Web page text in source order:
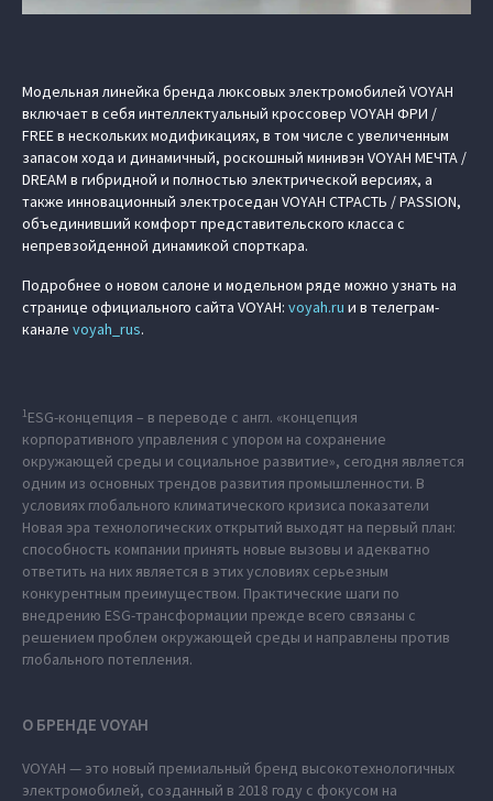
Модельная линейка бренда люксовых электромобилей VOYAH
включает в себя интеллектуальный кроссовер VOYAH ФРИ /
FREE в нескольких модификациях, в том числе с увеличенным
запасом хода и динамичный, роскошный минивэн VOYAH МЕЧТА /
DREAM в гибридной и полностью электрической версиях, а
также инновационный электроседан VOYAH СТРАСТЬ / PASSION,
объединивший комфорт представительского класса с
непревзойденной динамикой спорткара.
Подробнее о новом салоне и модельном ряде можно узнать на
странице официального сайта VOYAH: voyah.ru и в телеграм-
канале voyah_rus.
1ESG-концепция – в переводе с англ. «концепция
корпоративного управления с упором на сохранение
окружающей среды и социальное развитие», сегодня является
одним из основных трендов развития промышленности. В
условиях глобального климатического кризиса показатели
Новая эра технологических открытий выходят на первый план:
способность компании принять новые вызовы и адекватно
ответить на них является в этих условиях серьезным
конкурентным преимуществом. Практические шаги по
внедрению ESG-трансформации прежде всего связаны с
решением проблем окружающей среды и направлены против
глобального потепления.
О БРЕНДЕ VOYAH
VOYAH — это новый премиальный бренд высокотехнологичных
электромобилей, созданный в 2018 году с фокусом на